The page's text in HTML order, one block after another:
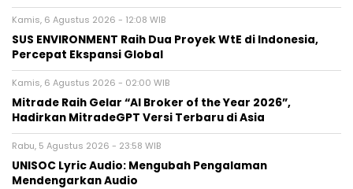
Kamis, 6 Agustus 2026 - 12:08 WIB
SUS ENVIRONMENT Raih Dua Proyek WtE di Indonesia,
Percepat Ekspansi Global
Kamis, 6 Agustus 2026 - 02:00 WIB
Mitrade Raih Gelar “AI Broker of the Year 2026”,
Hadirkan MitradeGPT Versi Terbaru di Asia
Rabu, 5 Agustus 2026 - 23:58 WIB
UNISOC Lyric Audio: Mengubah Pengalaman
Mendengarkan Audio